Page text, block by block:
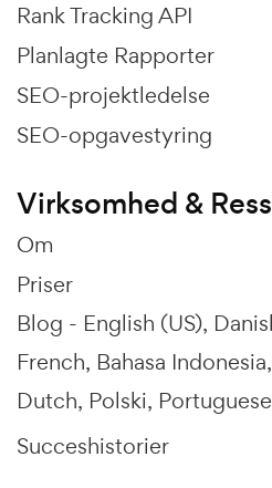
Rank Tracking API
Planlagte Rapporter
SEO-projektledelse
SEO-opgavestyring
Virksomhed &
Om
Priser
Blog - English (US)
French Bahasa Indonesia
Dutch Polski
Succeshistorier